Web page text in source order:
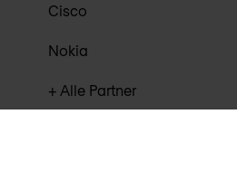
Cisco
Nokia
+ Alle Partner